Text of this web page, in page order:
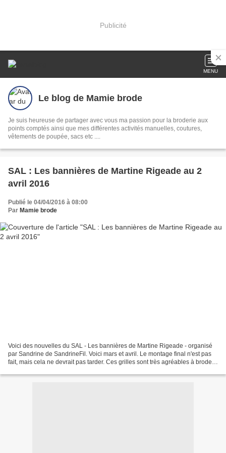
Publicité
MENU
Le blog de Mamie brode
Je suis heureuse de partager avec vous ma passion pour la broderie aux
points comptés ainsi que mes différentes activités manuelles, coutures,
vêtements de poupée, sacs etc ....
SAL : Les bannières de Martine Rigeade au 2
avril 2016
Publié le 04/04/2016 à 08:00
Par Mamie brode
Voici des nouvelles du SAL - Les bannières de Martine Rigeade - organisé
par Sandrine de SandrineFil. Voici mars et avril. Le montage final n'est pas
fait, mais cela ne devrait pas tarder. Ces grilles sont très agréables à broder,